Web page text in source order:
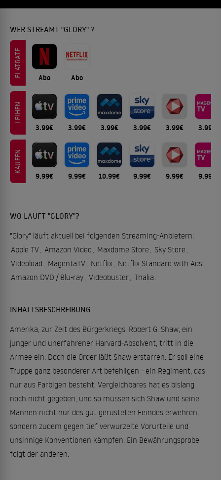
WER STREAMT "GLORY" ?
FLATRATE Abo Abo
LEIHEN
3.99€ 3.99€ 3.99€ 3.99€ 3.99€ 3.99€
KAUFEN
9.99€ 9.99€ 10.99€ 9.99€ 9.99€ 9.99€
WO LÄUFT "GLORY"?
"Glory" läuft aktuell bei folgenden Streaming-Anbietern:
Apple TV Amazon Video Maxdome Store Sky Store
Videoload
MagentaTV Netflix Netflix Standard with Ads
Amazon DVD / Blu-ray Videobuster Thalia
INHALTSBESCHREIBUNG
Amerika, zur Zeit des Bürgerkriegs. Robert G. Shaw, ein
junger und unerfahrener Harvard-Absolvent, tritt in die
Armee ein. Doch die Order läßt Shaw erstarren: Er soll eine
Truppe ganz besonderer Art befehligen - ein Regiment, das
nur aus Farbigen besteht. Vergleichbares hat es bislang
noch nicht gegeben, und so müssen sich Shaw und seine
Mannen nicht nur des gut gerüsteten Feindes erwehren,
sondern zudem gegen tief verwurzelte Vorurteile und
unsinnige Konventionen kämpfen. Ein Bewährungsprobe
folgt der anderen.